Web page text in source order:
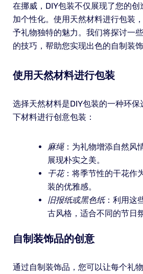
在挪威，DIY包装不仅展现了您的
加个性化。使用天然材料进行包装
予礼物独特的魅力。我们将探讨一
的技巧，帮助您实现出色的自制装饰
使用天然材料进行包装
选择天然材料是DIY包装的一种环
下材料进行创意包装：
麻绳：为礼物增添自然风
展现朴实之美。
干花：将季节性的干花作
装的优雅感。
旧报纸或黑色纸：利用这
古风格，适合不同的节日
自制装饰品的创意
通过自制装饰品，您可以让每个礼